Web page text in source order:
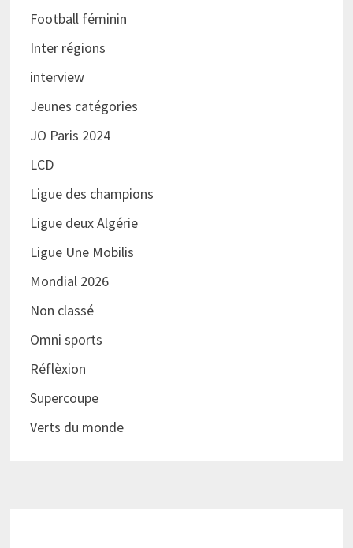
Football féminin
Inter régions
interview
Jeunes catégories
JO Paris 2024
LCD
Ligue des champions
Ligue deux Algérie
Ligue Une Mobilis
Mondial 2026
Non classé
Omni sports
Réflèxion
Supercoupe
Verts du monde